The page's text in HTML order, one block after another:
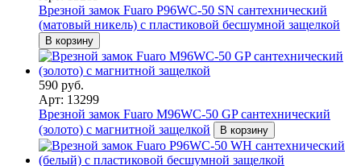
Врезной замок Fuaro P96WC-50 SN сантехнический
(матовый никель) с пластиковой бесшумной защелкой
В корзину
590 руб.
Арт: 13299
Врезной замок Fuaro M96WC-50 GP сантехнический
(золото) с магнитной защелкой
В корзину